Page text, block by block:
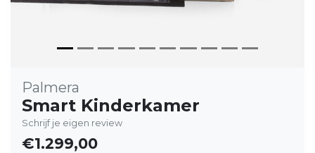
Palmera
Smart Kinderkamer
Schrijf je eigen review
€1.299,00